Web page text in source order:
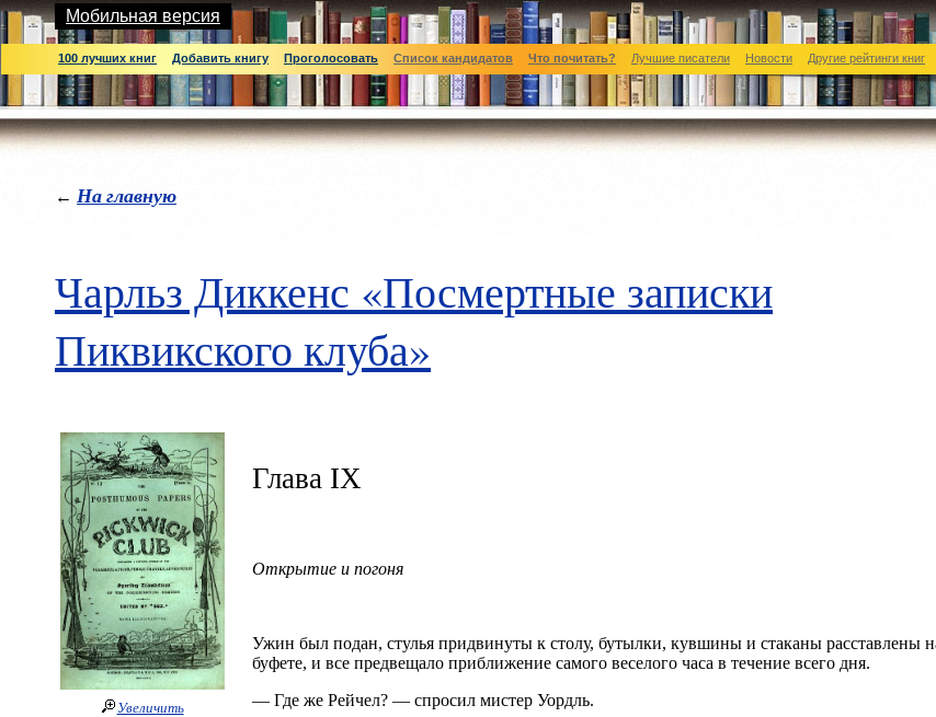
Мобильная версия
100 лучших книг Добавить книгу Проголосовать Список кандидатов Что почитать? Лучшие писатели Новости Другие рейтинги книг
← На главную
Чарльз Диккенс «Посмертные записки
Пиквикского клуба»
Увеличить
Глава IX
Открытие и погоня
Ужин был подан, стулья придвинуты к столу, бутылки, кувшины и стаканы расставлены
буфете, и все предвещало приближение самого веселого часа в течение всего дня.
— Где же Рейчел? — спросил мистер Уордль.